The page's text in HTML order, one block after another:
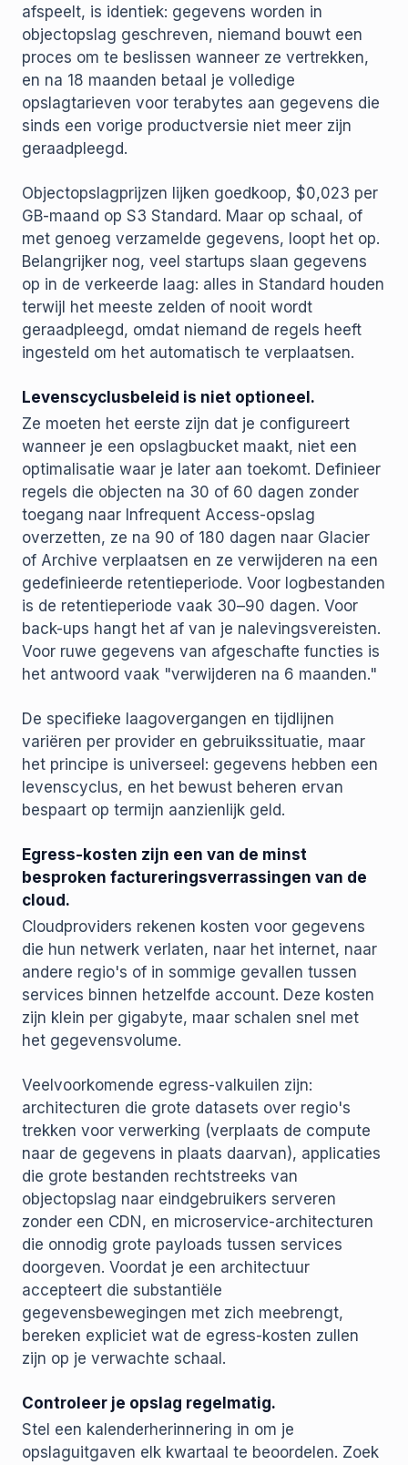
afspeelt, is identiek: gegevens worden in
objectopslag geschreven, niemand bouwt een
proces om te beslissen wanneer ze vertrekken,
en na 18 maanden betaal je volledige
opslagtarieven voor terabytes aan gegevens die
sinds een vorige productversie niet meer zijn
geraadpleegd.
Objectopslagprijzen lijken goedkoop, $0,023 per
GB-maand op S3 Standard. Maar op schaal, of
met genoeg verzamelde gegevens, loopt het op.
Belangrijker nog, veel startups slaan gegevens
op in de verkeerde laag: alles in Standard houden
terwijl het meeste zelden of nooit wordt
geraadpleegd, omdat niemand de regels heeft
ingesteld om het automatisch te verplaatsen.
Levenscyclusbeleid is niet optioneel.
Ze moeten het eerste zijn dat je configureert
wanneer je een opslagbucket maakt, niet een
optimalisatie waar je later aan toekomt. Definieer
regels die objecten na 30 of 60 dagen zonder
toegang naar Infrequent Access-opslag
overzetten, ze na 90 of 180 dagen naar Glacier
of Archive verplaatsen en ze verwijderen na een
gedefinieerde retentieperiode. Voor logbestanden
is de retentieperiode vaak 30–90 dagen. Voor
back-ups hangt het af van je nalevingsvereisten.
Voor ruwe gegevens van afgeschafte functies is
het antwoord vaak "verwijderen na 6 maanden."
De specifieke laagovergangen en tijdlijnen
variëren per provider en gebruikssituatie, maar
het principe is universeel: gegevens hebben een
levenscyclus, en het bewust beheren ervan
bespaart op termijn aanzienlijk geld.
Egress-kosten zijn een van de minst
besproken factureringsverrassingen van de
cloud.
Cloudproviders rekenen kosten voor gegevens
die hun netwerk verlaten, naar het internet, naar
andere regio's of in sommige gevallen tussen
services binnen hetzelfde account. Deze kosten
zijn klein per gigabyte, maar schalen snel met
het gegevensvolume.
Veelvoorkomende egress-valkuilen zijn:
architecturen die grote datasets over regio's
trekken voor verwerking (verplaats de compute
naar de gegevens in plaats daarvan), applicaties
die grote bestanden rechtstreeks van
objectopslag naar eindgebruikers serveren
zonder een CDN, en microservice-architecturen
die onnodig grote payloads tussen services
doorgeven. Voordat je een architectuur
accepteert die substantiële
gegevensbewegingen met zich meebrengt,
bereken expliciet wat de egress-kosten zullen
zijn op je verwachte schaal.
Controleer je opslag regelmatig.
Stel een kalenderherinnering in om je
opslaguitgaven elk kwartaal te beoordelen. Zoek